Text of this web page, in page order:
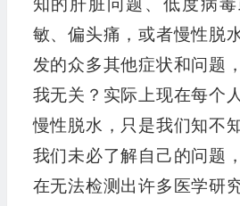
知的肝脏问题、低度病
敏、偏头痛，或者慢性脱
发的众多其他症状和问题
我无关？实际上现在每个
慢性脱水，只是我们知不
我们未必了解自己的问题
在无法检测出许多医学研